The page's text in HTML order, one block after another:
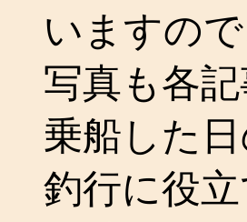
いますの
写真も各
乗船した
釣行に役